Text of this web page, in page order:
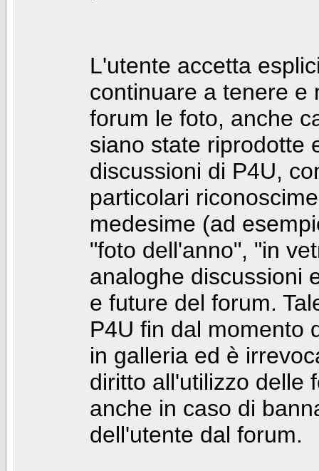
L'utente accetta
continuare a tenere e
forum le foto, anche
siano state riprodotte
discussioni di P4U,
particolari
medesime (ad
"foto dell'anno", "in
analoghe discussioni
e future del forum.
P4U fin dal momento
in galleria ed è
diritto all'utilizzo delle
anche in caso di
dell'utente dal forum.